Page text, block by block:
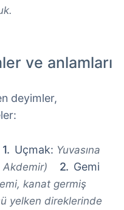
ve anlamları
deyimler,
Uçmak: Yuvasına
Akdemir)
Gemi
kanat germiş
yelken direklerinde